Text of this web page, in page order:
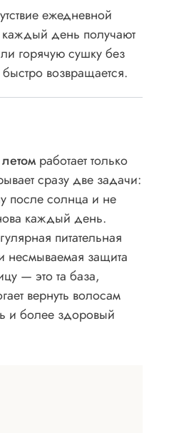
ежедневной
день получают
горячую сушку без
возвращается.
работает только
сразу две задачи:
после солнца и не
каждый день.
питательная
несмываемая защита
— это та база,
вернуть волосам
и более здоровый